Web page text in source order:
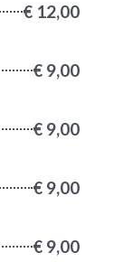
€ 12,00
€ 9,00
€ 9,00
€ 9,00
€ 9,00